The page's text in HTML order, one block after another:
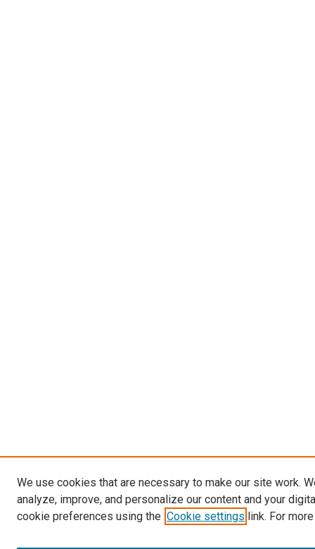
We use cookies that are necessary to make our site work.
analyze, improve, and personalize our content and your
cookie preferences using the Cookie settings link. For